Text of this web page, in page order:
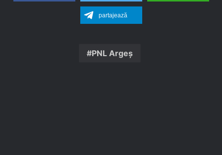
partajează
PNL Argeș